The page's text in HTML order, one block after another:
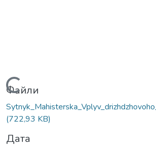
Вантажиться...
Файли
(722,93 KB)
Дата